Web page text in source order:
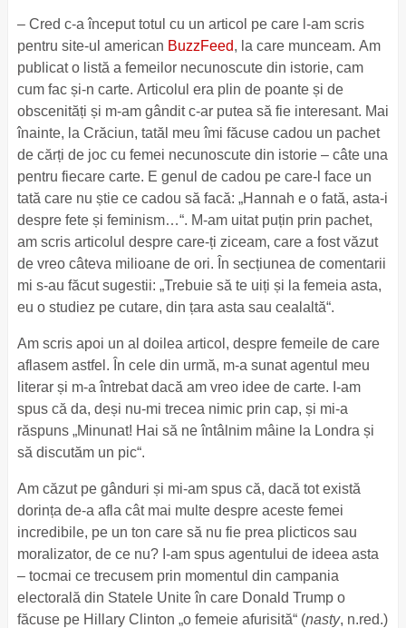
– Cred c-a început totul cu un articol pe care l-am scris
pentru site-ul american BuzzFeed, la care munceam. Am
publicat o listă a femeilor necunoscute din istorie, cam
cum fac și-n carte. Articolul era plin de poante și de
obscenități și m-am gândit c-ar putea să fie interesant. Mai
înainte, la Crăciun, tatăl meu îmi făcuse cadou un pachet
de cărți de joc cu femei necunoscute din istorie – câte una
pentru fiecare carte. E genul de cadou pe care-l face un
tată care nu știe ce cadou să facă: „Hannah e o fată, asta-i
despre fete și feminism…“. M-am uitat puțin prin pachet,
am scris articolul despre care-ți ziceam, care a fost văzut
de vreo câteva milioane de ori. În secțiunea de comentarii
mi s-au făcut sugestii: „Trebuie să te uiți și la femeia asta,
eu o studiez pe cutare, din țara asta sau cealaltă“.
Am scris apoi un al doilea articol, despre femeile de care
aflasem astfel. În cele din urmă, m-a sunat agentul meu
literar și m-a întrebat dacă am vreo idee de carte. I-am
spus că da, deși nu-mi trecea nimic prin cap, și mi-a
răspuns „Minunat! Hai să ne întâlnim mâine la Londra și
să discutăm un pic“.
Am căzut pe gânduri și mi-am spus că, dacă tot există
dorința de-a afla cât mai multe despre aceste femei
incredibile, pe un ton care să nu fie prea plicticos sau
moralizator, de ce nu? I-am spus agentului de ideea asta
– tocmai ce trecusem prin momentul din campania
electorală din Statele Unite în care Donald Trump o
făcuse pe Hillary Clinton „o femeie afurisită“ (nasty, n.red.)